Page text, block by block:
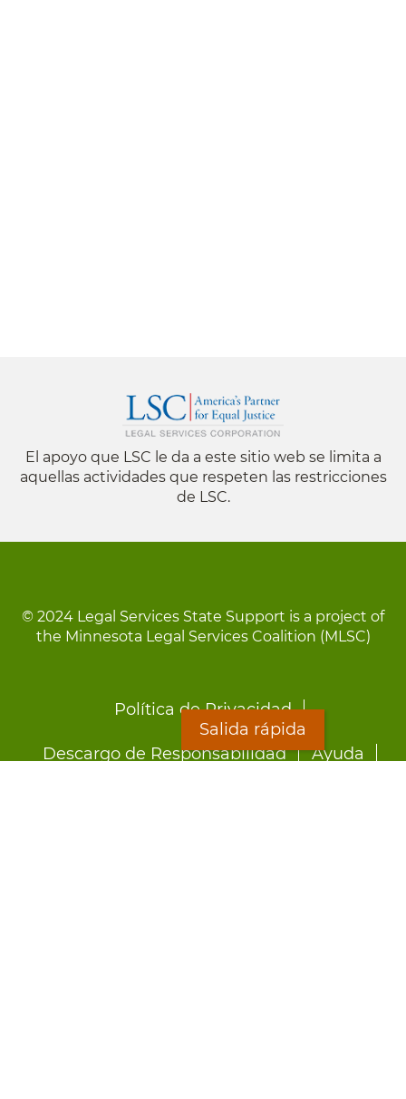
El apoyo que LSC le da a este sitio web se limita a
aquellas actividades que respeten las restricciones
de LSC.
© 2024 Legal Services State Support is a project of
the Minnesota Legal Services Coalition (MLSC)
Política de Privacidad
Descargo de Responsabilidad Ayuda
Salida rápida